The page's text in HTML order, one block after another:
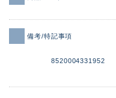
備考/特記事項
8520004331952